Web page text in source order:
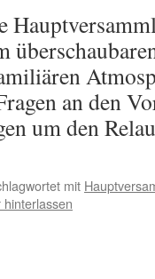
an den
um den
mit